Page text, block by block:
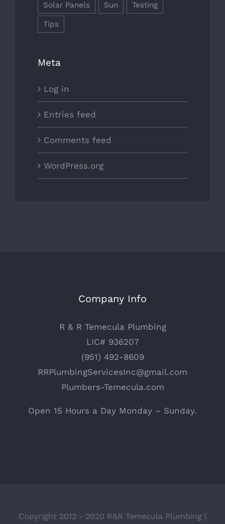
Solar Panels Sun Testing
Tips
Meta
Log in
Entries feed
Comments feed
WordPress.org
Company Info
R & R Temecula Plumbing
LIC# 936207
(951) 492-8609
RRPlumbingServicesInc@gmail.com
Plumbers-Temecula.com
Open 15 Hours a Day Monday – Sunday.
Copyright 2012 - 2020 R&R Temecula Plumbing |